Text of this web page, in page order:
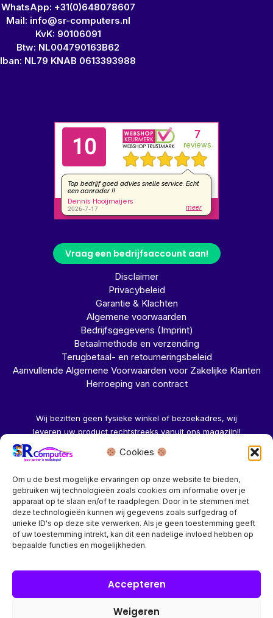
Cookies
Om u de best mogelijke ervaringen op onze website te bieden,
gebruiken wij technologieën zoals cookies om informatie over je
apparaat op te slaan en/of te raadplegen. Door in te stemmen met
deze technologieën kunnen wij gegevens zoals surfgedrag of
unieke ID's op deze site verwerken. Als je geen toestemming geeft
of uw toestemming intrekt, kan dit een nadelige invloed hebben op
bepaalde functies en mogelijkheden.
Accepteren
Weigeren
WhatsApp: +31(0)648078607
Mail: info@sr-computers.nl
KvK: 90106091
Btw: NL004790163B62
Iban: NL79 KNAB 0613393988
Vraag een bedrijfsaccount aan!
Disclaimer
Privacybeleid
Garantie & Klachten
Algemene voorwaarden
Bedrijfsgegevens (Imprint)
Betaalmethode en verzending
Terugbetaal- en retourneringsbeleid
Aanvullende Algemene Voorwaarden voor Zakelijke Klanten
Herroeping van contract
Wij bezitten geen fysieke winkel of bezoekadres, wij
leveren uw product rechtstreeks vanuit ons magazijn!!
Herroeping aanvragen →
Bedrijf? vraag een account aan voor speciale prijzen!